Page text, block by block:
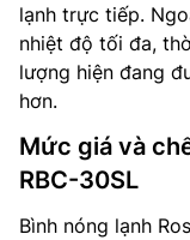
lạnh trực tiếp.
nhiệt độ tối đa,
lượng hiện đang
hơn.
Mức giá và
RBC-30SL
Bình nóng lạnh